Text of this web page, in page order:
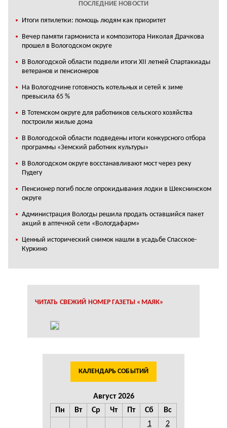
ПОСЛЕДНИЕ НОВОСТИ
Итоги пятилетки: помощь людям как приоритет
Вечер памяти гармониста и композитора Николая Драчкова
прошел в Вологодском округе
В Вологодской области подвели итоги XII летней Спартакиады
ветеранов и пенсионеров
На Вологодчине готовность котельных и сетей к зиме
превысила 65 %
В Тотемском округе для работников сельского хозяйства
построили жилые дома
В Вологодской области подведены итоги конкурсного отбора
программы «Земский работник культуры»
В Вологодском округе восстанавливают мост через реку
Пудегу
Пенсионер погиб после опрокидывания лодки в Шекснинском
округе
Администрация Вологды решила продать оставшийся пакет
акций в аптечной сети «Вологдафарм»
Ценный исторический снимок нашли в усадьбе Спасское-
Куркино
ЧИТАТЬ СВЕЖИЙ НОМЕР ГАЗЕТЫ «МАЯК»
КАЛЕНДАРЬ СОБЫТИЙ
Август 2026
Пн
Вт Ср Чт Пт Сб
Вс
1
2